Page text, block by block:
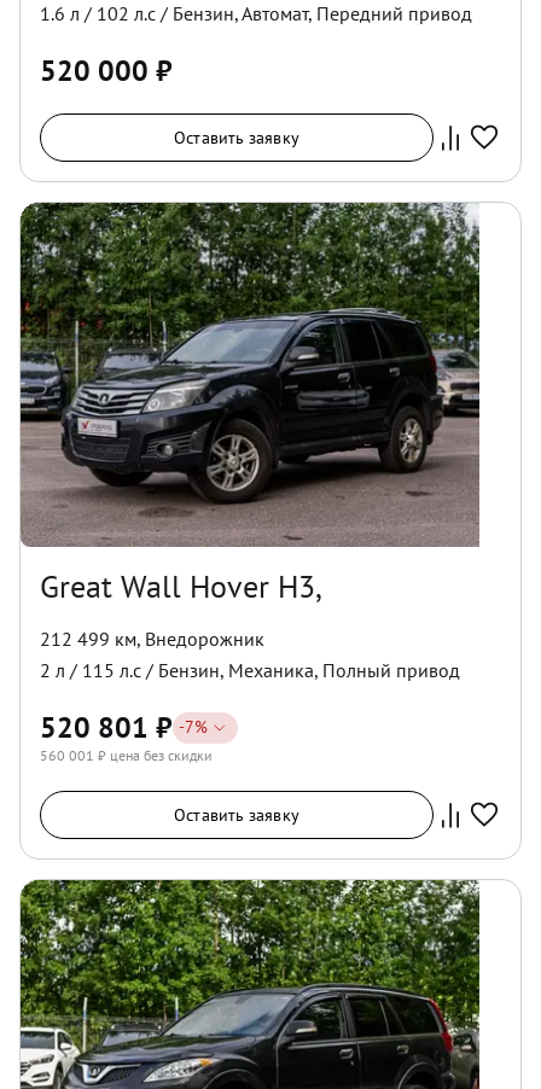
1.6 л / 102 л.с / Бензин,Автомат, Передний привод
520 000 ₽
Оставить заявку
Great Wall Hover H3,
212 499 км, Внедорожник
2 л / 115 л.с / Бензин, Механика, Полный привод
520 801 ₽ -7%
560 001 ₽ цена без скидки
Оставить заявку